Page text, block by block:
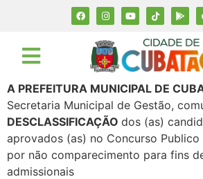
A PREFEITURA MUNICIPAL DE
Secretaria Municipal de Gestão,
DESCLASSIFICAÇÃO dos (as)
aprovados (as) no Concurso Publico
por não comparecimento para fins
admissionais